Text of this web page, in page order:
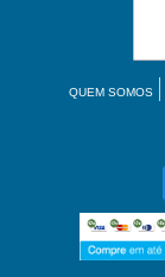
QUEM SOMOS